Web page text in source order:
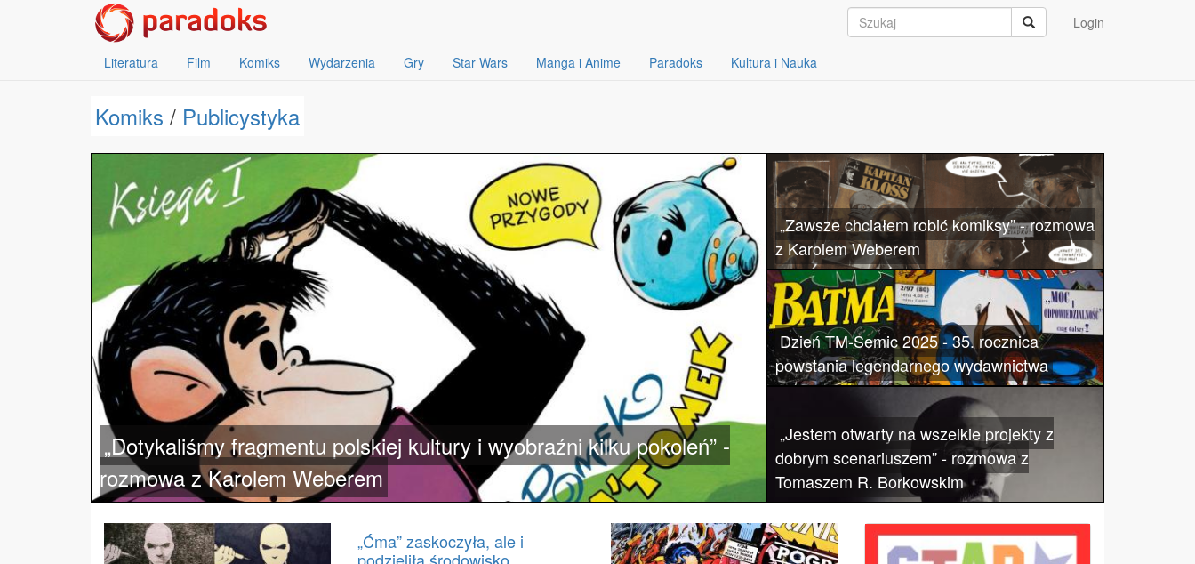
Login
Literatura Film Komiks Wydarzenia Gry Star Wars Manga i Anime Paradoks Kultura i Nauka
Komiks / Publicystyka
„Dotykaliśmy fragmentu polskiej kultury i wyobraźni kilku pokoleń” -
rozmowa z Karolem Weberem
„Zawsze chciałem robić komiksy” - rozmowa
z Karolem Weberem
Dzień TM-Semic 2025 - 35. rocznica
powstania legendarnego wydawnictwa
„Jestem otwarty na wszelkie projekty z
dobrym scenariuszem” - rozmowa z
Tomaszem R. Borkowskim
„Ćma” zaskoczyła, ale i
podzieliła środowisko